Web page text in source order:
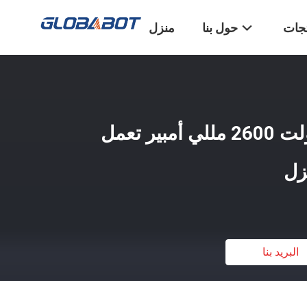
منزل حول بنا
مكنسة كهربائية 24 فولت 2600 مللي أمبير تعمل
البريد بنا